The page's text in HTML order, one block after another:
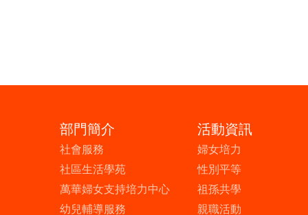
部門簡介
社會服務
社區生活學苑
萬華婦女支持培力中心
幼兒輔導服務
活動資訊
婦女培力
性別平等
祖孫共學
親職活動